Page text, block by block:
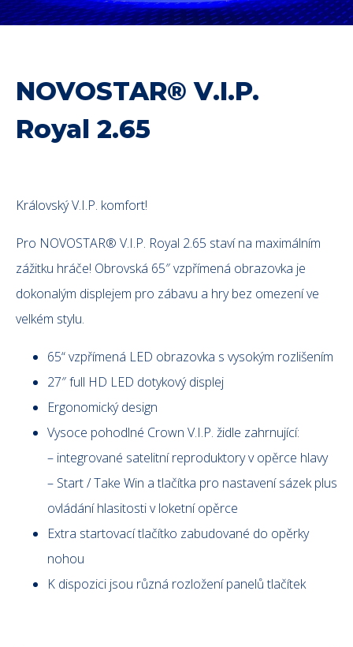
NOVOSTAR® V.I.P.
Royal 2.65
Královský V.I.P. komfort!
Pro NOVOSTAR® V.I.P. Royal 2.65 staví na maximálním
zážitku hráče! Obrovská 65″ vzpřímená obrazovka je
dokonalým displejem pro zábavu a hry bez omezení ve
velkém stylu.
65“ vzpřímená LED obrazovka s vysokým rozlišením
27″ full HD LED dotykový displej
Ergonomický design
Vysoce pohodlné Crown V.I.P. židle zahrnující:
– integrované satelitní reproduktory v opěrce hlavy
– Start / Take Win a tlačítka pro nastavení sázek plus
ovládání hlasitosti v loketní opěrce
Extra startovací tlačítko zabudované do opěrky
nohou
K dispozici jsou různá rozložení panelů tlačítek